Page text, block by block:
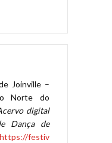
Joinville –
Norte do
digital
Dança de
https://festiv